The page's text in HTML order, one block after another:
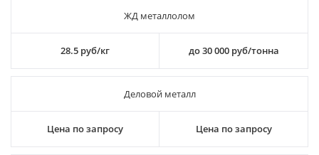
ЖД металлолом
28.5 руб/кг до 30 000 руб/тонна
Деловой металл
Цена по запросу Цена по запросу